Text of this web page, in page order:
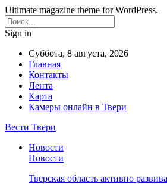
Ultimate magazine theme for WordPress.
Sign in
Суббота, 8 августа, 2026
Главная
Контакты
Лента
Карта
Камеры онлайн в Твери
Вести Твери
Новости
Новости
Тверская область активно